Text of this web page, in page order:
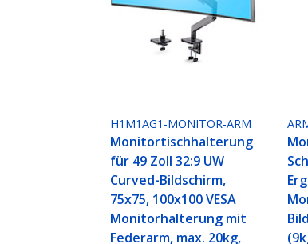
H1M1AG1-MONITOR-ARM
Monitortischhalterung
für 49 Zoll 32:9 UW
Curved-Bildschirm,
75x75, 100x100 VESA
Monitorhalterung mit
Federarm, max. 20kg,